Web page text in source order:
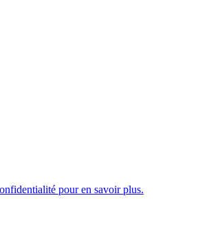
pour en savoir plus.